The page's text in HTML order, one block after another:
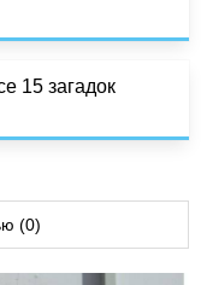
15 загадок
(0)